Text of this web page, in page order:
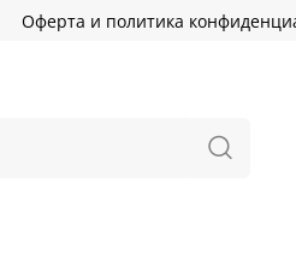
Оферта и политика